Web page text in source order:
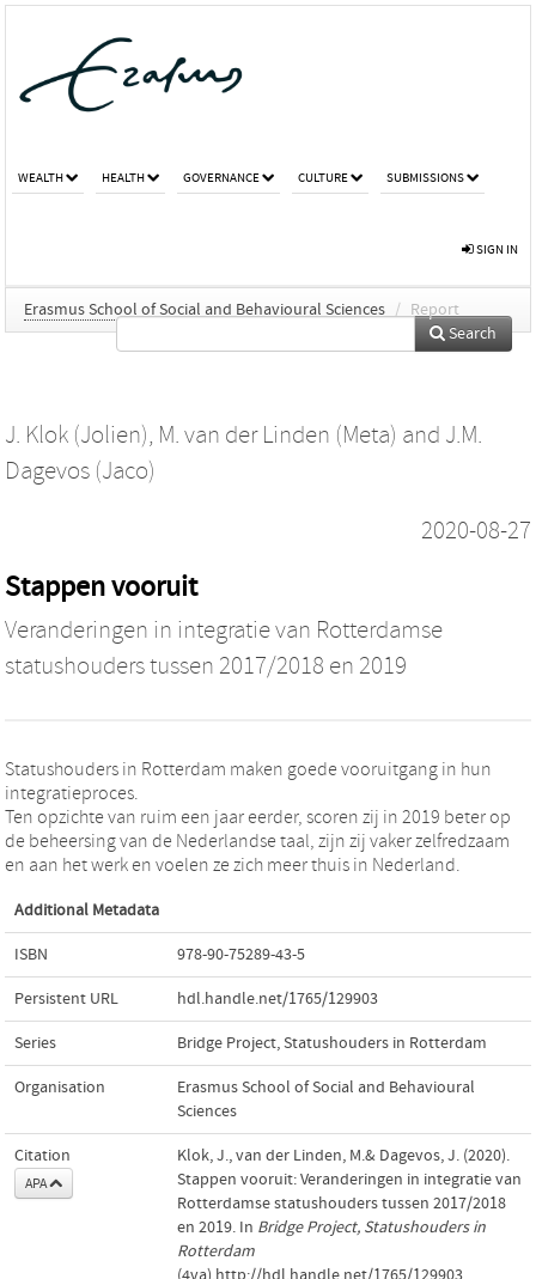
WEALTH HEALTH GOVERNANCE CULTURE SUBMISSIONS
SIGN IN
Erasmus School of Social and Behavioural Sciences / Report
Search
J. Klok (Jolien), M. van der Linden (Meta) and J.M.
Dagevos (Jaco)
2020-08-27
Stappen vooruit
Veranderingen in integratie van Rotterdamse
statushouders tussen 2017/2018 en 2019
Statushouders in Rotterdam maken goede vooruitgang in hun
integratieproces.
Ten opzichte van ruim een jaar eerder, scoren zij in 2019 beter op
de beheersing van de Nederlandse taal, zijn zij vaker zelfredzaam
en aan het werk en voelen ze zich meer thuis in Nederland.
Additional Metadata
ISBN 978-90-75289-43-5
Persistent URL hdl.handle.net/1765/129903
Series Bridge Project, Statushouders in Rotterdam
Organisation
Erasmus School of Social and Behavioural
Sciences
Citation
APA
Klok, J., van der Linden, M.& Dagevos, J. (2020).
Stappen vooruit: Veranderingen in integratie van
Rotterdamse statushouders tussen 2017/2018
en 2019. In Bridge Project, Statushouders in
Rotterdam